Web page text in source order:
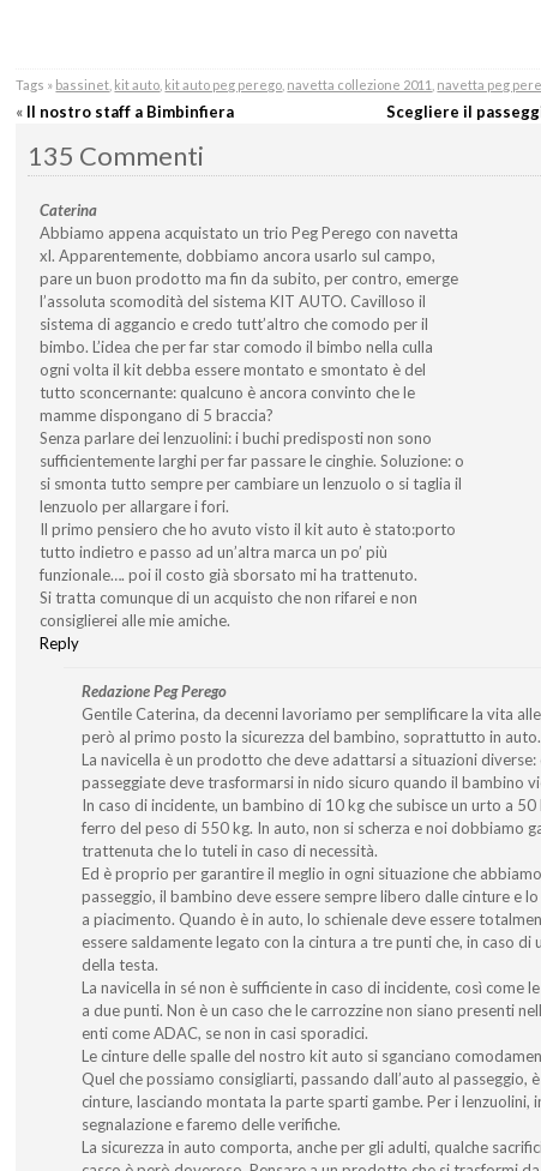
Tags » bassinet kit auto kit auto peg perego navetta collezione 2011 navetta peg
« Il nostro staff a Bimbinfiera Scegliere il
135 Commenti
Caterina
Abbiamo appena acquistato un trio Peg Perego con navetta
xl. Apparentemente, dobbiamo ancora usarlo sul campo,
pare un buon prodotto ma fin da subito, per contro, emerge
l’assoluta scomodità del sistema KIT AUTO. Cavilloso il
sistema di aggancio e credo tutt’altro che comodo per il
bimbo. L’idea che per far star comodo il bimbo nella culla
ogni volta il kit debba essere montato e smontato è del
tutto sconcernante: qualcuno è ancora convinto che le
mamme dispongano di 5 braccia?
Senza parlare dei lenzuolini: i buchi predisposti non sono
sufficientemente larghi per far passare le cinghie. Soluzione: o
si smonta tutto sempre per cambiare un lenzuolo o si taglia il
lenzuolo per allargare i fori.
Il primo pensiero che ho avuto visto il kit auto è stato:porto
tutto indietro e passo ad un’altra marca un po’ più
funzionale…. poi il costo già sborsato mi ha trattenuto.
Si tratta comunque di un acquisto che non rifarei e non
consiglierei alle mie amiche.
Reply
Redazione Peg Perego
Gentile Caterina, da decenni lavoriamo per semplificare la vita
però al primo posto la sicurezza del bambino, soprattutto in auto.
La navicella è un prodotto che deve adattarsi a situazioni
passeggiate deve trasformarsi in nido sicuro quando il bambino
In caso di incidente, un bambino di 10 kg che subisce un urto a
ferro del peso di 550 kg. In auto, non si scherza e noi dobbiamo
trattenuta che lo tuteli in caso di necessità.
Ed è proprio per garantire il meglio in ogni situazione che
passeggio, il bambino deve essere sempre libero dalle cinture e
a piacimento. Quando è in auto, lo schienale deve essere
essere saldamente legato con la cintura a tre punti che, in caso
della testa.
La navicella in sé non è sufficiente in caso di incidente, così come
a due punti. Non è un caso che le carrozzine non siano presenti
enti come ADAC, se non in casi sporadici.
Le cinture delle spalle del nostro kit auto si sganciano
Quel che possiamo consigliarti, passando dall’auto al passeggio,
cinture, lasciando montata la parte sparti gambe. Per i lenzuolini,
segnalazione e faremo delle verifiche.
La sicurezza in auto comporta, anche per gli adulti, qualche